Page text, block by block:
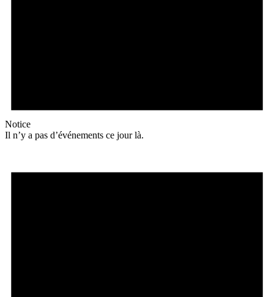
Notice
Il n’y a pas d’événements ce jour là.